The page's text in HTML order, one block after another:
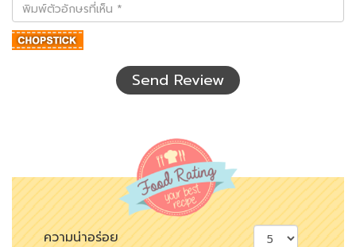
ตัว
อักษร
ที่
Send Review
ความน่าอร่อย